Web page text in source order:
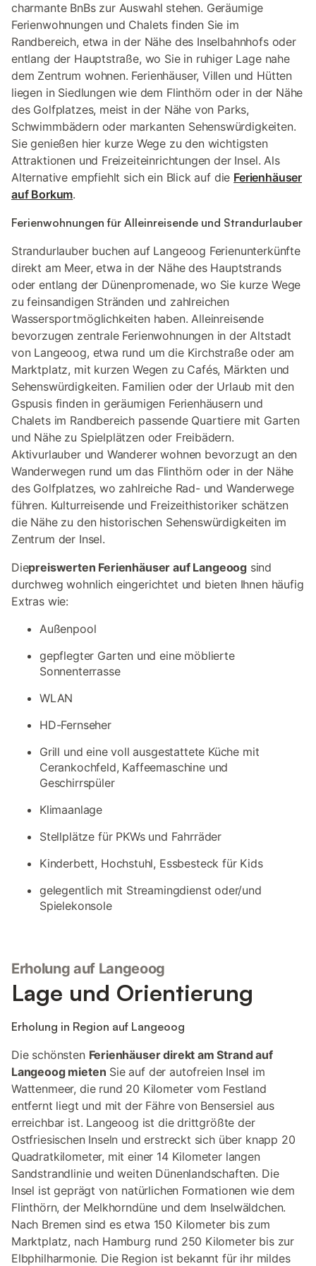
charmante BnBs zur Auswahl stehen. Geräumige
Ferienwohnungen und Chalets finden Sie im
Randbereich, etwa in der Nähe des Inselbahnhofs oder
entlang der Hauptstraße, wo Sie in ruhiger Lage nahe
dem Zentrum wohnen. Ferienhäuser, Villen und Hütten
liegen in Siedlungen wie dem Flinthörn oder in der Nähe
des Golfplatzes, meist in der Nähe von Parks,
Schwimmbädern oder markanten Sehenswürdigkeiten.
Sie genießen hier kurze Wege zu den wichtigsten
Attraktionen und Freizeiteinrichtungen der Insel. Als
Alternative empfiehlt sich ein Blick auf die Ferienhäuser
auf Borkum.
Ferienwohnungen für Alleinreisende und Strandurlauber
Strandurlauber buchen auf Langeoog Ferienunterkünfte
direkt am Meer, etwa in der Nähe des Hauptstrands
oder entlang der Dünenpromenade, wo Sie kurze Wege
zu feinsandigen Stränden und zahlreichen
Wassersportmöglichkeiten haben. Alleinreisende
bevorzugen zentrale Ferienwohnungen in der Altstadt
von Langeoog, etwa rund um die Kirchstraße oder am
Marktplatz, mit kurzen Wegen zu Cafés, Märkten und
Sehenswürdigkeiten. Familien oder der Urlaub mit den
Gspusis finden in geräumigen Ferienhäusern und
Chalets im Randbereich passende Quartiere mit Garten
und Nähe zu Spielplätzen oder Freibädern.
Aktivurlauber und Wanderer wohnen bevorzugt an den
Wanderwegen rund um das Flinthörn oder in der Nähe
des Golfplatzes, wo zahlreiche Rad- und Wanderwege
führen. Kulturreisende und Freizeithistoriker schätzen
die Nähe zu den historischen Sehenswürdigkeiten im
Zentrum der Insel.
Diepreiswerten Ferienhäuser auf Langeoogsind
durchweg wohnlich eingerichtet und bieten Ihnen häufig
Extras wie:
Außenpool
gepflegter Garten und eine möblierte
Sonnenterrasse
WLAN
HD-Fernseher
Grill und eine voll ausgestattete Küche mit
Cerankochfeld, Kaffeemaschine und
Geschirrspüler
Klimaanlage
Stellplätze für PKWs und Fahrräder
Kinderbett, Hochstuhl, Essbesteck für Kids
gelegentlich mit Streamingdienst oder/und
Spielekonsole
Erholung auf Langeoog
Lage und Orientierung
Erholung in Region auf Langeoog
Die schönsten Ferienhäuser direkt am Strand auf
Langeoog mieten Sie auf der autofreien Insel im
Wattenmeer, die rund 20 Kilometer vom Festland
entfernt liegt und mit der Fähre von Bensersiel aus
erreichbar ist. Langeoog ist die drittgrößte der
Ostfriesischen Inseln und erstreckt sich über knapp 20
Quadratkilometer, mit einer 14 Kilometer langen
Sandstrandlinie und weiten Dünenlandschaften. Die
Insel ist geprägt von natürlichen Formationen wie dem
Flinthörn, der Melkhorndüne und dem Inselwäldchen.
Nach Bremen sind es etwa 150 Kilometer bis zum
Marktplatz, nach Hamburg rund 250 Kilometer bis zur
Elbphilharmonie. Die Region ist bekannt für ihr mildes